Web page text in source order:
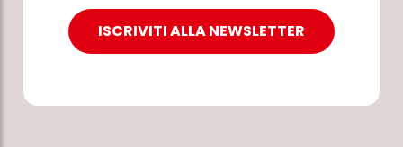
ISCRIVITI ALLA NEWSLETTER